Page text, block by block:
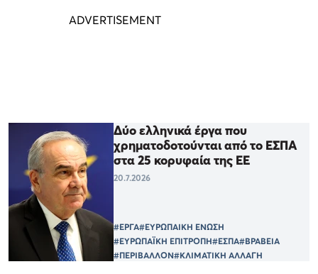
Δύο ελληνικά έργα που
χρηματοδοτούνται από το ΕΣΠΑ
στα 25 κορυφαία της ΕΕ
20.7.2026
#ΕΡΓΑ#ΕΥΡΩΠΑΙΚΗ ΕΝΩΣΗ
#ΕΥΡΩΠΑΪΚΗ ΕΠΙΤΡΟΠΗ#ΕΣΠΑ#ΒΡΑΒΕΙΑ
#ΠΕΡΙΒΑΛΛΟΝ#ΚΛΙΜΑΤΙΚΗ ΑΛΛΑΓΗ